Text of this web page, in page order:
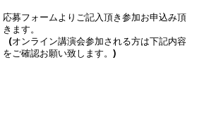
応募フォームよりご記入頂き参加お申込み頂
きます。
(オンライン講演会参加される方は下記内容
をご確認お願い致します。)